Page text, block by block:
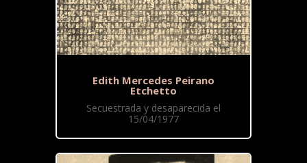
Edith Mercedes Peirano
Etchetto
Secuestrada y desaparecida el
15/04/1977